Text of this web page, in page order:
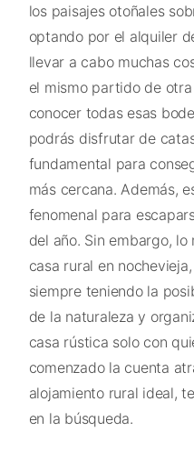
los paisajes otoñales
optando por el alquiler
llevar a cabo muchas
el mismo partido de
conocer todas esas
podrás disfrutar de
fundamental para
más cercana. Además,
fenomenal para
del año. Sin embargo,
casa rural en
siempre teniendo la
de la naturaleza y
casa rústica solo con
comenzado la cuenta
alojamiento rural ideal,
en la búsqueda.